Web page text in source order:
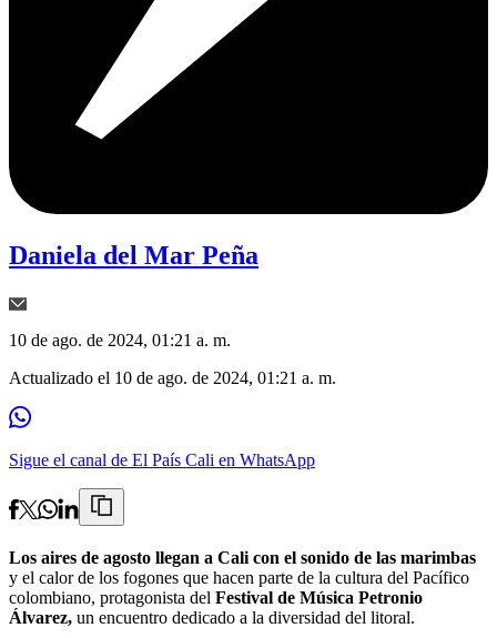
Daniela del Mar Peña
10 de ago. de 2024, 01:21 a. m.
Actualizado el 10 de ago. de 2024, 01:21 a. m.
Sigue el canal de El País Cali en WhatsApp
Los aires de agosto llegan a Cali con el sonido de las marimbas
y el calor de los fogones que hacen parte de la cultura del Pacífico
colombiano, protagonista del Festival de Música Petronio
Álvarez, un encuentro dedicado a la diversidad del litoral.